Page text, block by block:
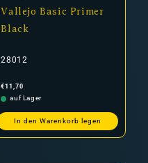
Vallejo Basic Primer
Black
28012
Normaler
Preis
€11,70
auf Lager
In den Warenkorb legen